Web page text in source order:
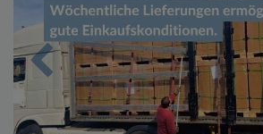
Zurück